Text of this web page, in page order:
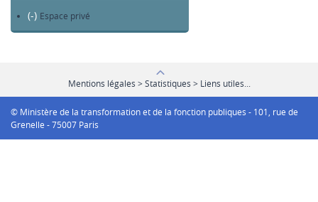
(-) Remove Espace privé filter
Espace privé
Mentions légales > Statistiques > Liens utiles...
© Ministère de la transformation et de la fonction publiques - 101, rue de
Grenelle - 75007 Paris